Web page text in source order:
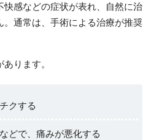
感などの症状が表れ、自然に治
。通常は、手術による治療が推奨
ります。
クする
どで、痛みが悪化する